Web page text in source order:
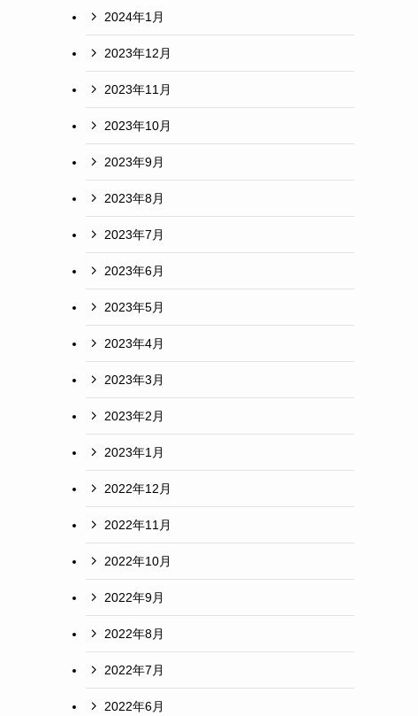
2024年1月
2023年12月
2023年11月
2023年10月
2023年9月
2023年8月
2023年7月
2023年6月
2023年5月
2023年4月
2023年3月
2023年2月
2023年1月
2022年12月
2022年11月
2022年10月
2022年9月
2022年8月
2022年7月
2022年6月